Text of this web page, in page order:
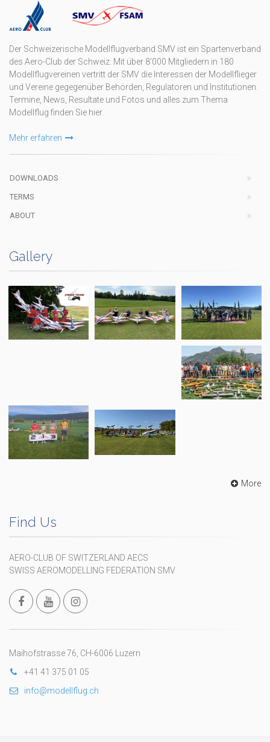
Der Schweizerische Modellflugverband SMV ist ein Spartenverband
des Aero-Club der Schweiz. Mit über 8'000 Mitgliedern in 180
Modellflugvereinen vertritt der SMV die Interessen der Modellflieger
und Vereine gegegenüber Behörden, Regulatoren und Institutionen.
Termine, News, Resultate und Fotos und alles zum Thema
Modellflug finden Sie hier.
Mehr erfahren
DOWNLOADS
TERMS
ABOUT
Gallery
More
Find Us
AERO-CLUB OF SWITZERLAND AECS
SWISS AEROMODELLING FEDERATION SMV
Maihofstrasse 76, CH-6006 Luzern
+41 41 375 01 05
info@modellflug.ch